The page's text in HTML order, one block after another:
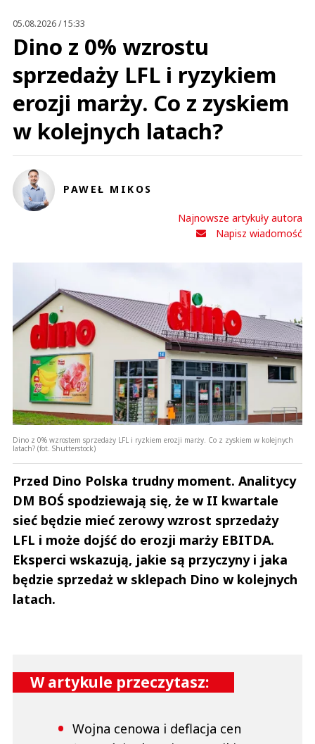
05.08.2026 / 15:33
Dino z 0% wzrostu
sprzedaży LFL i ryzykiem
erozji marży. Co z zyskiem
w kolejnych latach?
PAWEŁ MIKOS
Najnowsze artykuły autora
Napisz wiadomość
Dino z 0% wzrostem sprzedaży LFL i ryzkiem erozji marży. Co z zyskiem w kolejnych
latach? (fot. Shutterstock)
Przed Dino Polska trudny moment. Analitycy
DM BOŚ spodziewają się, że w II kwartale
sieć będzie mieć zerowy wzrost sprzedaży
LFL i może dojść do erozji marży EBITDA.
Eksperci wskazują, jakie są przyczyny i jaka
będzie sprzedaż w sklepach Dino w kolejnych
latach.
W artykule przeczytasz:
Wojna cenowa i deflacja cen